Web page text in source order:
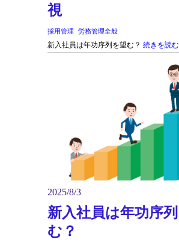
視
採用管理 労務管理全般
新入社員は年功序列を望む？ 続きを読む
2025/8/3
新入社員は年功序
む？